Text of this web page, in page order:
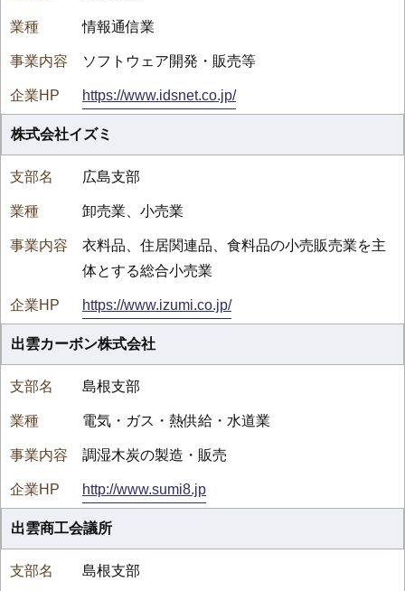
情報通信業
ソフトウェア開発・販売等
https://www.idsnet.co.jp/
株式会社イズミ
広島支部
卸売業、小売業
衣料品、住居関連品、食料品の小売販売業を主
体とする総合小売業
https://www.izumi.co.jp/
出雲カーボン株式会社
島根支部
電気・ガス・熱供給・水道業
調湿木炭の製造・販売
http://www.sumi8.jp
出雲商工会議所
島根支部